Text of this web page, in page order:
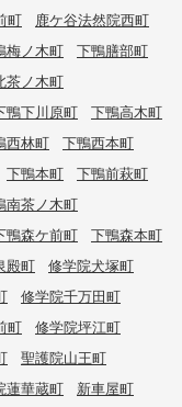
町
鹿ケ谷法然院西町
梅ノ木町
下鴨膳部町
茶ノ木町
鴨下川原町
下鴨高木町
西林町
下鴨西本町
下鴨本町
下鴨前萩町
南茶ノ木町
鴨森ケ前町
下鴨森本町
殿町
修学院犬塚町
修学院千万田町
町
修学院坪江町
聖護院山王町
蓮華蔵町
新車屋町